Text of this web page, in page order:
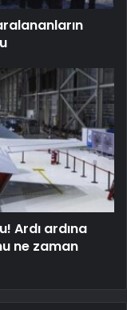
Ardı ardına
ne zaman